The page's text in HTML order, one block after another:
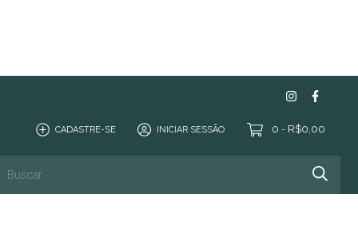
CADASTRE-SE INICIAR SESSÃO 0 - R$0,00